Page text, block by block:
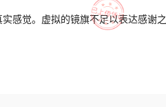
感觉。虚拟的镜旗不足以表达感谢之